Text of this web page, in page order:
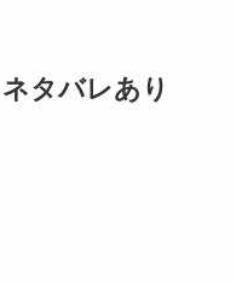
タバレあり